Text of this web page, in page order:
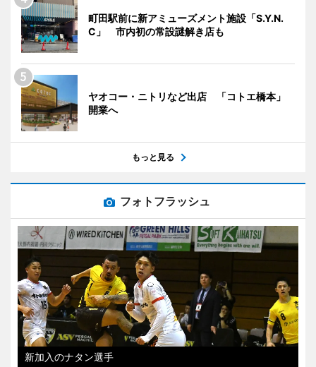
町田駅前に新アミューズメント施設「S.Y.N.
C」 市内初の常設謎解き店も
ヤオコー・ニトリなど出店 「コトエ橋本」
開業へ
もっと見る
フォトフラッシュ
新加入のナタン選手